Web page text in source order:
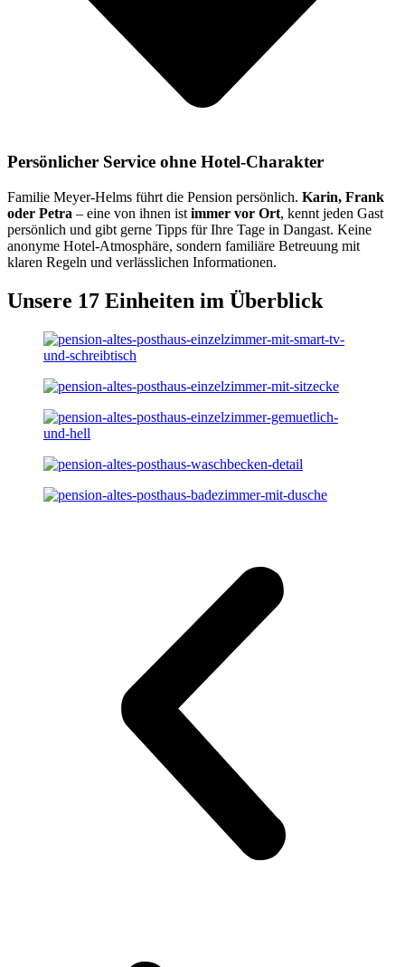
Persönlicher Service ohne Hotel-Charakter
Familie Meyer-Helms führt die Pension persönlich. Karin, Frank
oder Petra – eine von ihnen ist immer vor Ort, kennt jeden Gast
persönlich und gibt gerne Tipps für Ihre Tage in Dangast. Keine
anonyme Hotel-Atmosphäre, sondern familiäre Betreuung mit
klaren Regeln und verlässlichen Informationen.
Unsere 17 Einheiten im Überblick